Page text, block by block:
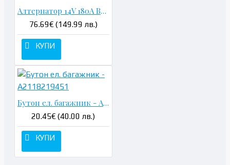
Алтернатор 14V 180A Bosch - A0131545602
76.69€ (149.99 лв.)
КУПИ
Бутон ел. багажник - A2118219451
20.45€ (40.00 лв.)
КУПИ